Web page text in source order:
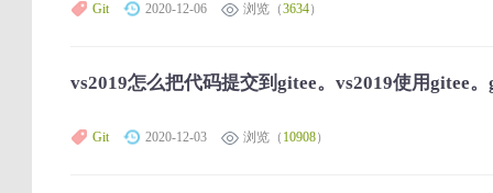
Git 2020-12-06 浏览（3634）
vs2019怎么把代码提交到gitee。vs2019使用gitee
Git 2020-12-03 浏览（ 10908）